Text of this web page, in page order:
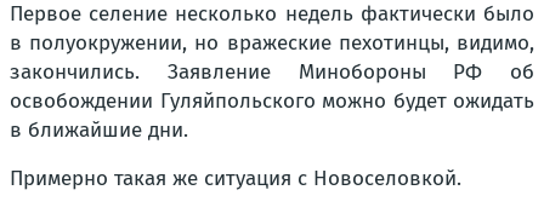
Первое селение несколько недель фактически было
в полуокружении, но вражеские пехотинцы, видимо,
закончились. Заявление Минобороны РФ об
освобождении Гуляйпольского можно будет ожидать
в ближайшие дни.
Примерно такая же ситуация с Новоселовкой.